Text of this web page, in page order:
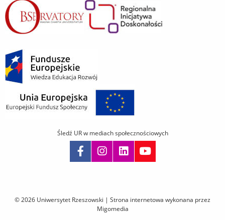
© 2026 Uniwersytet Rzeszowski | Strona internetowa wykonana przez
Migomedia
Śledź UR w mediach społecznościowych
i
przejdź